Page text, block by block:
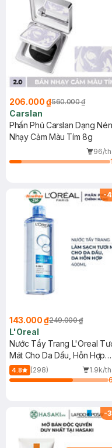
206.000 ₫560.000 ₫
Carslan
Phấn Phủ Carslan Dạng Nén
Nhạy Cảm Màu Tím 8g
96/
-
143.000 ₫249.000 ₫
L'Oreal
Nước Tẩy Trang L'Oreal
Mát Cho Da Dầu, Hỗn Hợp
400ml
4.8 (298)
1.9k/
-